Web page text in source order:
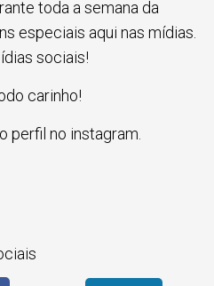
toda a semana da
especiais aqui nas mídias.
sociais!
carinho!
perfil no instagram.